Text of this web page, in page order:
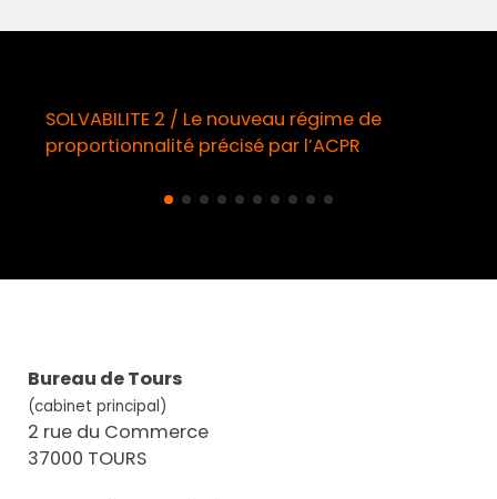
régime de
Démarchage téléphonique /
obligatoire à compter du 11
Bureau de Tours
(cabinet principal)
2 rue du Commerce
37000 TOURS